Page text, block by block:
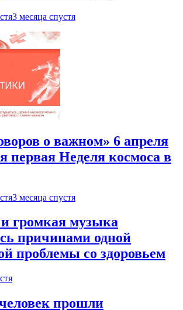
3 месяца спустя
о важном» 6 апреля
первая Неделя космоса в
3 месяца спустя
громкая музыка
причинами одной
проблемы со здоровьем
прошли